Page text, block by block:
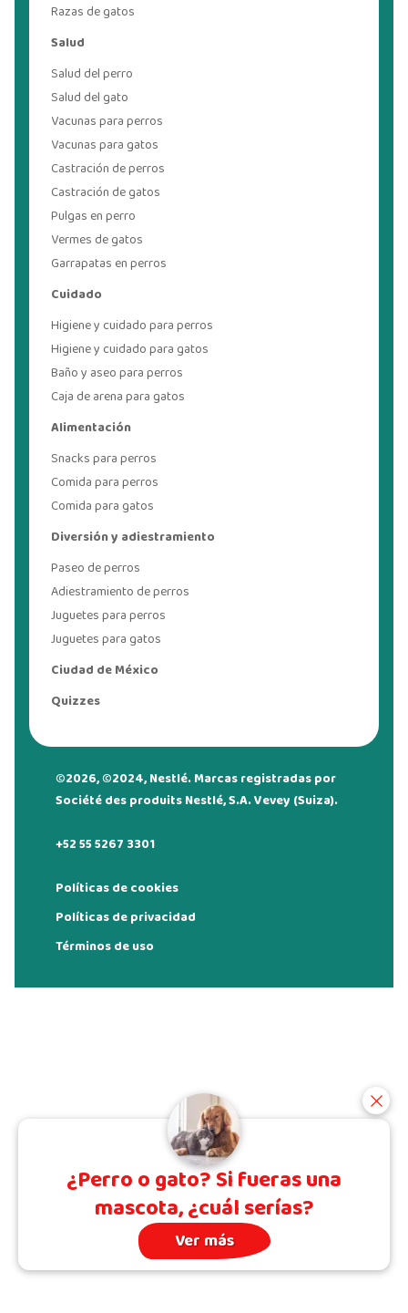
¿Perro o gato? Si fueras una
mascota, ¿cuál serías?
Ver más
Razas de gatos
Salud
Salud del perro
Salud del gato
Vacunas para perros
Vacunas para gatos
Castración de perros
Castración de gatos
Pulgas en perro
Vermes de gatos
Garrapatas en perros
Cuidado
Higiene y cuidado para perros
Higiene y cuidado para gatos
Baño y aseo para perros
Caja de arena para gatos
Alimentación
Snacks para perros
Comida para perros
Comida para gatos
Diversión y adiestramiento
Paseo de perros
Adiestramiento de perros
Juguetes para perros
Juguetes para gatos
Ciudad de México
Quizzes
©2026, ©2024, Nestlé. Marcas registradas por
Société des produits Nestlé, S.A. Vevey (Suiza).
+52 55 5267 3301
Políticas de cookies
Políticas de privacidad
Términos de uso